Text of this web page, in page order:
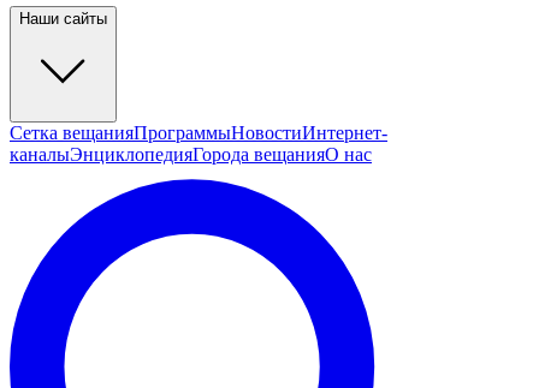
Наши сайты
Сетка вещанияПрограммыНовостиИнтернет-
каналыЭнциклопедияГорода вещанияО нас